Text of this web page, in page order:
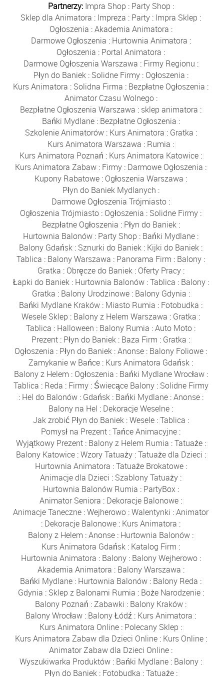
Partnerzy: Impra Shop : Party Shop :
Sklep dla Animatora : Impreza : Party : Impra Sklep :
Ogłoszenia :Akademia Animatora :
Darmowe Ogłoszenia : Hurtownia Animatora :
Ogłoszenia : Portal Animatora :
Darmowe Ogłoszenia Warszawa : Firmy Regionu :
Płyn do Baniek: Solidne Firmy: Ogłoszenia :
Kurs Animatora : Solidna Firma : Bezpłatne Ogłoszenia :
Animator Czasu Wolnego:
Bezpłatne Ogłoszenia Warszawa : sklep animatora :
Bańki Mydlane: Bezpłatne Ogłoszenia :
Szkolenie Animatorów: Kurs Animatora : Gratka :
Kurs Animatora Warszawa : Rumia :
Kurs Animatora Poznań : Kurs Animatora Katowice :
Kurs Animatora Zabaw : Firmy : Darmowe Ogłoszenia :
Kupony Rabatowe : Ogłoszenia Warszawa :
Płyn do Baniek Mydlanych :
Darmowe Ogłoszenia Trójmiasto :
Ogłoszenia Trójmiasto : Ogłoszenia : Solidne Firmy :
Bezpłatne Ogłoszenia : Płyn do Baniek:
Hurtownia Balonów : Party Shop : Bańki Mydlane :
Balony Gdańsk : Sznurki do Baniek : Kijki do Baniek :
Tablica : Balony Warszawa : Panorama Firm : Balony :
Gratka : Obręcze do Baniek: Oferty Pracy:
Łapki do Baniek: Hurtownia Balonów:Tablica : Balony:
Gratka : Balony Urodzinowe: Balony Gdynia :
Bańki Mydlane Kraków : Miasto Rumia : Fotobudka :
Wesele Sklep : Balony z Helem Warszawa : Gratka :
Tablica : Halloween : Balony Rumia :Auto Moto :
Prezent : Płyn do Baniek : Baza Firm : Gratka :
Ogłoszenia : Płyn do Baniek :Anonse : Balony Foliowe :
Zamykanie w Bańce : Kurs Animatora Gdańsk :
Balony z Helem : Ogłoszenia : Bańki Mydlane Wrocław:
Tablica : Reda : Firmy: Świecące Balony: Solidne Firmy
: Hel do Balonów: Gdańsk: Bańki Mydlane:Anonse:
Balony na Hel : Dekoracje Weselne :
Jak zrobić Płyn do Baniek:Wesele:Tablica :
Pomysł na Prezent :Tańce Animacyjne :
Wyjątkowy Prezent: Balony z Helem Rumia :Tatuaże:
Balony Katowice:Wzory Tatuaży:Tatuaże dla Dzieci :
Hurtownia Animatora :Tatuaże Brokatowe:
Animacje dla Dzieci : Szablony Tatuaży :
Hurtownia Balonów Rumia : PartyBox:
Animator Seniora : Dekoracje Balonowe :
Animacje Taneczne :Wejherowo :Walentynki :Animator
: Dekoracje Balonowe : Kurs Animatora :
Balony z Helem :Anonse : Hurtownia Balonów :
Kurs Animatora Gdańsk : Katalog Firm :
Hurtownia Animatora : Balony: Balony Wejherowo:
Akademia Animatora : Balony Warszawa :
Bańki Mydlane : Hurtownia Balonów : Balony Reda :
Gdynia : Sklep z Balonami Rumia : Boże Narodzenie:
Balony Poznań :Zabawki : Balony Kraków :
Balony Wrocław : Balony Łódź : Kurs Animatora :
Kurs Animatora Online : Polecany Sklep :
Kurs Animatora Zabaw dla Dzieci Online: Kurs Online:
Animator Zabaw dla Dzieci Online :
Wyszukiwarka Produktów : Bańki Mydlane : Balony :
Płyn do Baniek: Fotobudka :Tatuaże: